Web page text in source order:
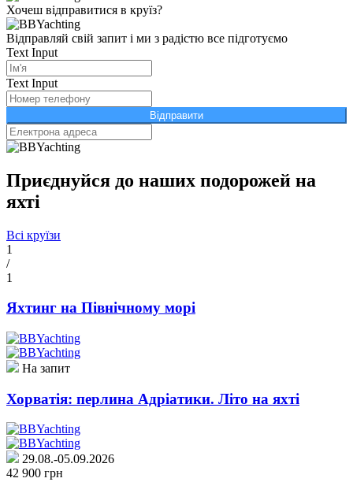
Хочеш відправитися в круїз?
Відправляй свій запит і ми з радістю все підготуємо
Text Input
Text Input
Відправити
Приєднуйся до наших подорожей на
яхті
Всі круїзи
1
/
1
Яхтинг на Північному морі
На запит
Хорватія: перлина Адріатики. Літо на яхті
29.08.-05.09.2026
42 900 грн